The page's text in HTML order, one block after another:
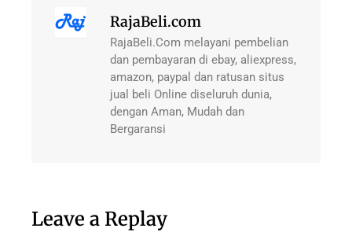
RajaBeli.com
RajaBeli.Com melayani pembelian
dan pembayaran di ebay, aliexpress,
amazon, paypal dan ratusan situs
jual beli Online diseluruh dunia,
dengan Aman, Mudah dan
Bergaransi
Leave a Replay